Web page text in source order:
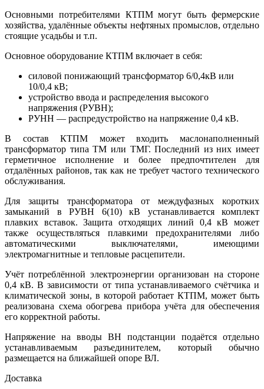
Основными потребителями КТПМ могут быть фермерские
хозяйства, удалённые объекты нефтяных промыслов, отдельно
стоящие усадьбы и т.п.
Основное оборудование КТПМ включает в себя:
силовой понижающий трансформатор 6/0,4кВ или
10/0,4 кВ;
устройство ввода и распределения высокого
напряжения (РУВН);
РУНН — распредустройство на напряжение 0,4 кВ.
В состав КТПМ может входить маслонаполненный
трансформатор типа ТМ или ТМГ. Последний из них имеет
герметичное исполнение и более предпочтителен для
отдалённых районов, так как не требует частого технического
обслуживания.
Для защиты трансформатора от междуфазных коротких
замыканий в РУВН 6(10) кВ устанавливается комплект
плавких вставок. Защита отходящих линий 0,4 кВ может
также осуществляться плавкими предохранителями либо
автоматическими выключателями, имеющими
электромагнитные и тепловые расцепители.
Учёт потреблённой электроэнергии организован на стороне
0,4 кВ. В зависимости от типа устанавливаемого счётчика и
климатической зоны, в которой работает КТПМ, может быть
реализована схема обогрева прибора учёта для обеспечения
его корректной работы.
Напряжение на вводы ВН подстанции подаётся отдельно
устанавливаемым разъединителем, который обычно
размещается на ближайшей опоре ВЛ.
Доставка